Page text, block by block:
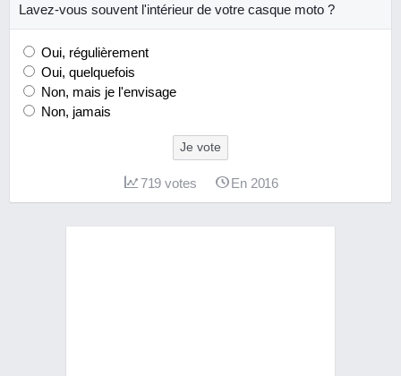
Lavez-vous souvent l'intérieur de votre casque moto ?
Oui, régulièrement
Oui, quelquefois
Non, mais je l'envisage
Non, jamais
Je vote
719 votes En 2016